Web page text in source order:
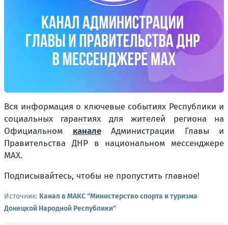
Вся информация о ключевые событиях Республики и
социальных гарантиях для жителей региона на
Официальном каналеАдминистрации Главы и
Правительства ДНР в национальном мессенджере
MAX.
Подписывайтесь, чтобы не пропустить главное!
Источник: Канал в МАКС "Министерство спорта и туризма
Донецкой Народной Республики"